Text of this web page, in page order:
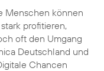
Menschen können
profitieren,
oft den Umgang
Deutschland und
Chancen